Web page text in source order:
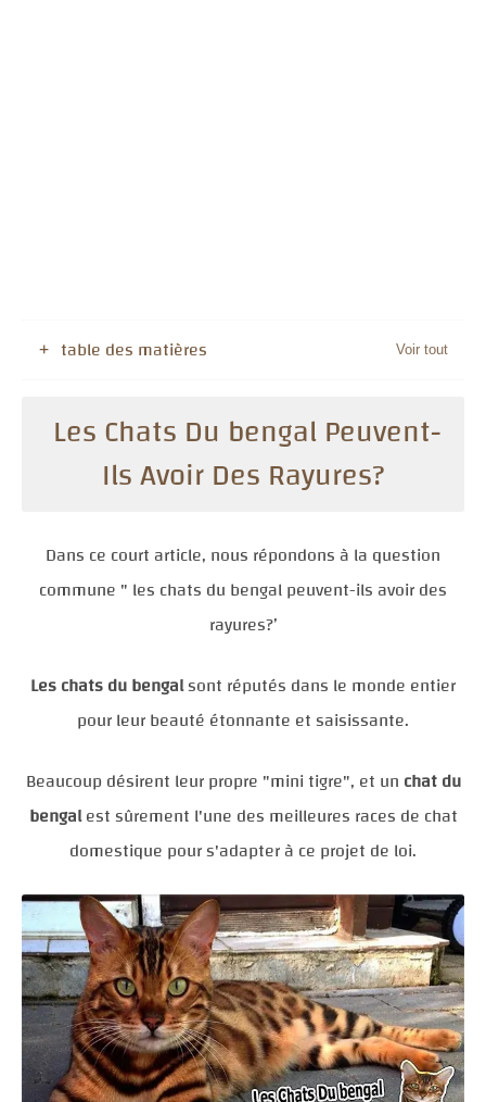
table des matières
Les Chats Du bengal Peuvent-
Ils Avoir Des Rayures?
Dans ce court article, nous répondons à la question
commune " les chats du bengal peuvent-ils avoir des
rayures?’
Les chats du bengalsont réputés dans le monde entier
pour leur beauté étonnante et saisissante.
Beaucoup désirent leur propre "mini tigre", et un chat du
bengalest sûrement l'une des meilleures races de chat
domestique pour s'adapter à ce projet de loi.